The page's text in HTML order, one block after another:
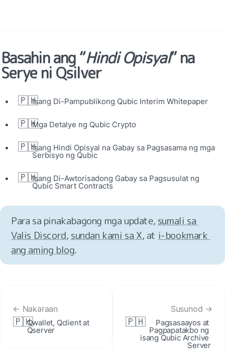
Basahin ang “Hindi Opisyal” na
Serye ni Qsilver
🇵🇭Isang Di-Pampublikong Qubic Interim Whitepaper
🇵🇭Mga Detalye ng Qubic Crypto
🇵🇭Isang Hindi Opisyal na Gabay sa Pagsasama ng mga
Serbisyo ng Qubic
🇵🇭Isang Di-Awtorisadong Gabay sa Pagsusulat ng
Qubic Smart Contracts
Para sa pinakabagong mga update, sumali sa
Valis Discord, sundan kami sa X, at i‑bookmark
ang aming blog.
← Nakaraan
🇵🇭Qwallet, Qclient at
Qserver
Susunod →
🇵🇭 Pagsasaayos at
Pagpapatakbo ng
isang Qubic Archive
Server